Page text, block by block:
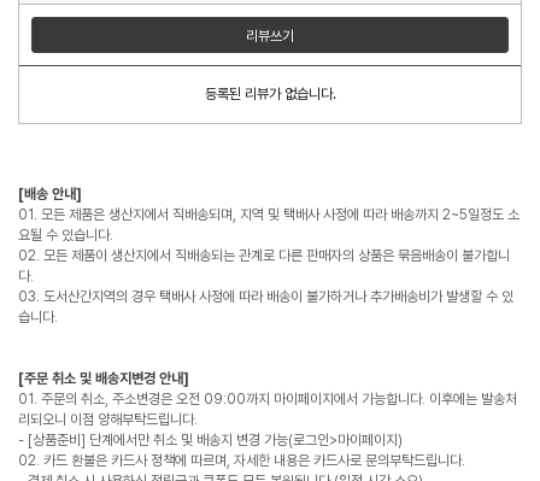
리뷰쓰기
등록된 리뷰가 없습니다.
[배송 안내]
01. 모든 제품은 생산지에서 직배송되며, 지역 및 택배사 사정에 따라 배송까지 2~5일정도 소
요될 수 있습니다.
02. 모든 제품이 생산지에서 직배송되는 관계로 다른 판매자의 상품은 묶음배송이 불가합니
다.
03. 도서산간지역의 경우 택배사 사정에 따라 배송이 불가하거나 추가배송비가 발생할 수 있
습니다.
[주문 취소 및 배송지변경 안내]
01. 주문의 취소, 주소변경은 오전 09:00까지 마이페이지에서 가능합니다. 이후에는 발송처
리되오니 이점 양해부탁드립니다.
- [상품준비] 단계에서만 취소 및 배송지 변경 가능(로그인>마이페이지)
02. 카드 환불은 카드사 정책에 따르며, 자세한 내용은 카드사로 문의부탁드립니다.